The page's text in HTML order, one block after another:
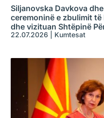
Siljanovska Davkova
ceremoninë e zbulimit
dhe vizituan Shtëpinë
22.07.2026 Kumtesat